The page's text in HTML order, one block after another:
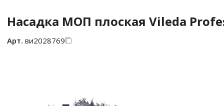
Насадка МОП плоская Vileda
Арт. ви2028769